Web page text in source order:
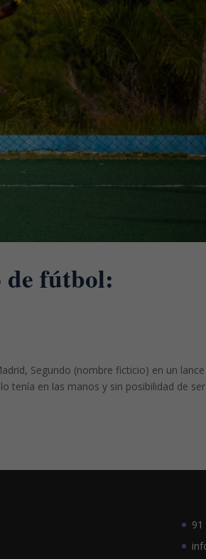
de fútbol:
Segundo (nombre ficticio) en un lance
tenía en las manos y sin posibilidad de ser
91